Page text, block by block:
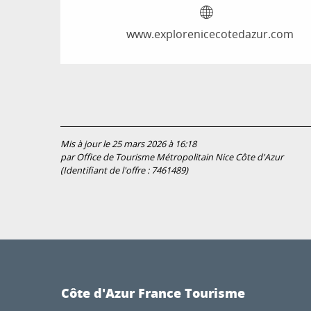
www.explorenicecotedazur.com
Mis à jour le 25 mars 2026 à 16:18
par Office de Tourisme Métropolitain Nice Côte d'Azur
(Identifiant de l'offre : 7461489)
Côte d'Azur France Tourisme